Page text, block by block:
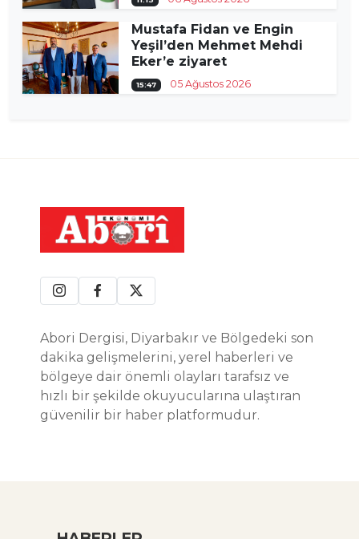
Mustafa Fidan ve Engin
Yeşil’den Mehmet Mehdi
Eker’e ziyaret
15:47 05 Ağustos 2026
Abori Dergisi, Diyarbakır ve Bölgedeki son
dakika gelişmelerini, yerel haberleri ve
bölgeye dair önemli olayları tarafsız ve
hızlı bir şekilde okuyucularına ulaştıran
güvenilir bir haber platformudur.